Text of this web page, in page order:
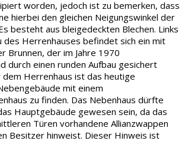
worden, jedoch ist zu bemerken, dass
hierbei den gleichen Neigungswinkel der
besteht aus bleigedeckten Blechen. Links
des Herrenhauses befindet sich ein mit
Brunnen, der im Jahre 1970
durch einen runden Aufbau gesichert
Herrenhaus ist das heutige
mit einem
zu finden. Das Nebenhaus dürfte
Hauptgebäude gewesen sein, da das
Türen vorhandene Allianzwappen
Besitzer hinweist. Dieser Hinweis ist